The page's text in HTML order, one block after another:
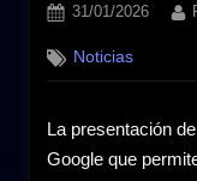
Posted
31/01/2026
Noticias
La presentación de
Google que